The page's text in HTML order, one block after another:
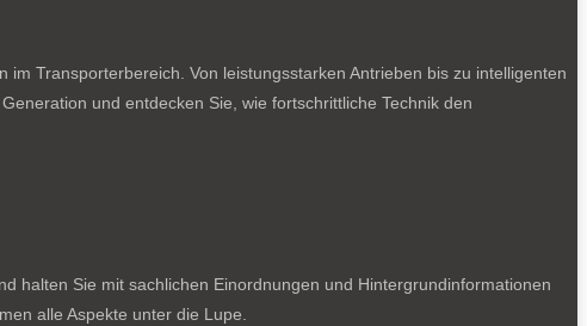
Transporterbereich. Von leistungsstarken Antrieben bis zu intelligenten
und entdecken Sie, wie fortschrittliche Technik den
halten Sie mit sachlichen Einordnungen und Hintergrundinformationen
alle Aspekte unter die Lupe.